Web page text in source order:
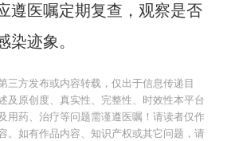
遵医嘱定期复查，观察是否
染迹象。
三方发布或内容转载，仅出于信息传递目
及原创度、真实性、完整性、时效性本平台
用药、治疗等问题需谨遵医嘱！请读者仅作
。如有作品内容、知识产权或其它问题，请